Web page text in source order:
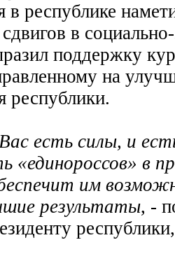
в республике
в
поддержку
на
республики.
есть силы, и
«единороссов» в
им
результаты, -